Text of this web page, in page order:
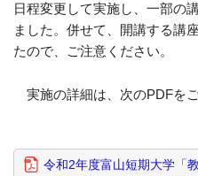
日程変更して実施し、一部の
ました。併せて、開講する講
たので、ご注意ください。
実施の詳細は、次のPDFをご
令和2年度富山短期大学「